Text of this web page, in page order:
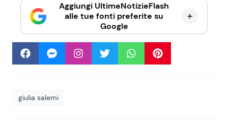
Aggiungi UltimeNotizieFlash
alle tue fonti preferite su
Google
giulia salemi